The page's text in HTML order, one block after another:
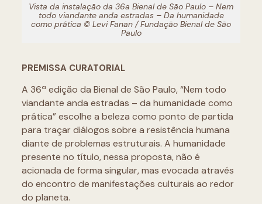
Vista da instalação da 36a Bienal de São Paulo – Nem
todo viandante anda estradas – Da humanidade
como prática © Levi Fanan / Fundação Bienal de São
Paulo
PREMISSA CURATORIAL
A 36ª edição da Bienal de São Paulo, “Nem todo
viandante anda estradas – da humanidade como
prática” escolhe a beleza como ponto de partida
para traçar diálogos sobre a resistência humana
diante de problemas estruturais. A humanidade
presente no título, nessa proposta, não é
acionada de forma singular, mas evocada através
do encontro de manifestações culturais ao redor
do planeta.